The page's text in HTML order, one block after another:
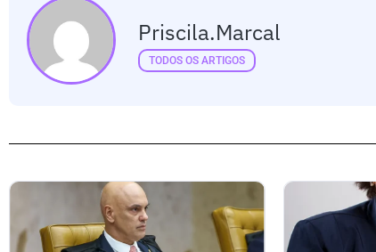
Priscila.marcal
TODOS OS ARTIGOS